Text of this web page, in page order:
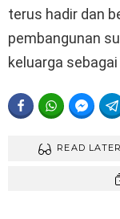
terus hadir dan
pembangunan
keluarga
FACEBOOK
READ LATER